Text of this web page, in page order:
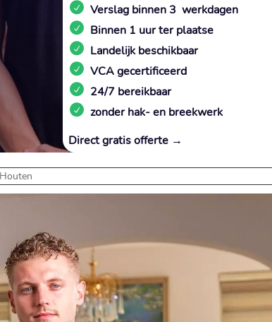
Verslag binnen 3 werkdagen
Binnen 1 uur ter plaatse
Landelijk beschikbaar
VCA gecertificeerd
24/7 bereikbaar
zonder hak- en breekwerk
Direct gratis offerte →